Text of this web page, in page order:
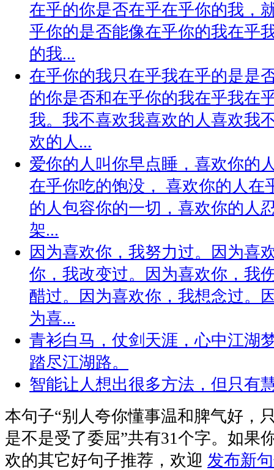
在乎的你是否在乎在乎你的我，
乎你的是否能像在乎你的我在乎
的我...
在乎你的我只在乎我在乎的是是
的你是否和在乎你的我在乎我在
我。我不喜欢我喜欢的人喜欢我
欢的人...
爱你的人叫你早点睡，喜欢你的
在乎你吃的饱没， 喜欢你的人在
的人包容你的一切，喜欢你的人
架...
因为喜欢你，我努力过。因为喜
你，我改变过。因为喜欢你，我
醋过。因为喜欢你，我想念过。
为喜...
青衫白马，仗剑天涯，心中江湖
踏尽江湖路。
智能让人想出很多方法，但只有
本句子“别人夸你懂事温和脾气好，
是不是受了委屈”共有31个字。如果
欢的其它好句子推荐，欢迎 发布新